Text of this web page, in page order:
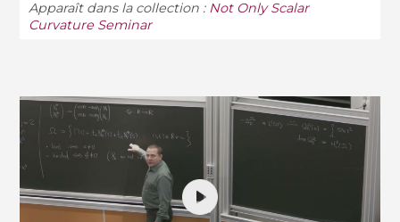
Apparaît dans la collection : Not Only Scalar
Curvature Seminar